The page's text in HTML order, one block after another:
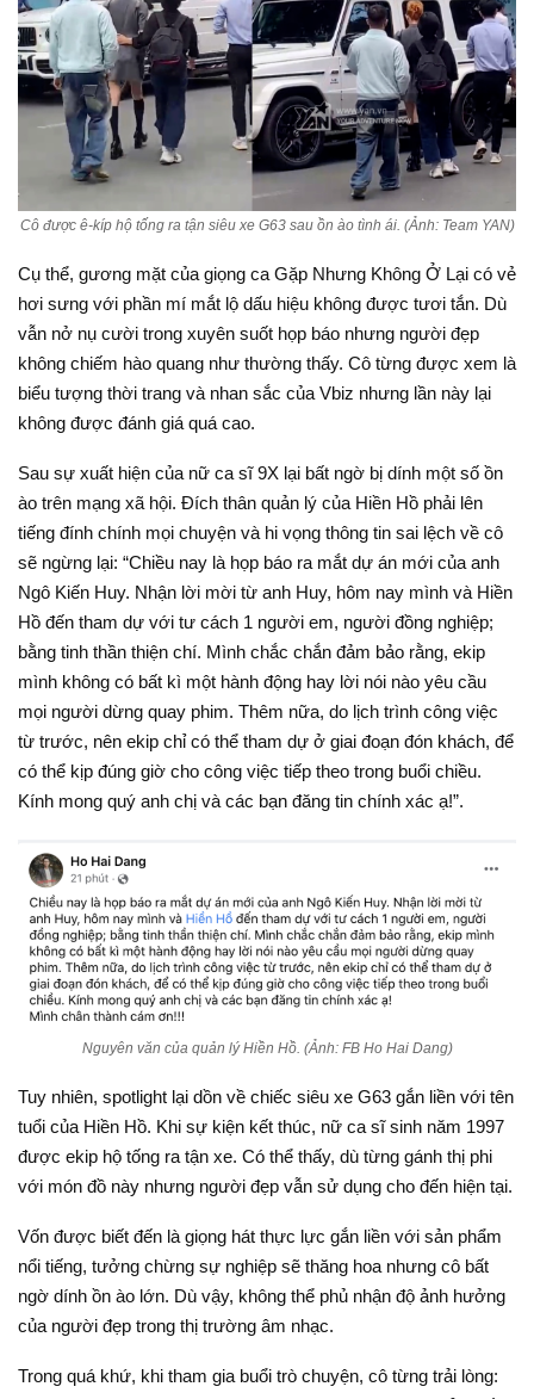
Cô được ê-kíp hộ tống ra tận siêu xe G63 sau ồn ào tình ái. (Ảnh: Team YAN)
Cụ thể, gương mặt của giọng ca Gặp Nhưng Không Ở Lại có vẻ
hơi sưng với phần mí mắt lộ dấu hiệu không được tươi tắn. Dù
vẫn nở nụ cười trong xuyên suốt họp báo nhưng người đẹp
không chiếm hào quang như thường thấy. Cô từng được xem là
biểu tượng thời trang và nhan sắc của Vbiz nhưng lần này lại
không được đánh giá quá cao.
Sau sự xuất hiện của nữ ca sĩ 9X lại bất ngờ bị dính một số ồn
ào trên mạng xã hội. Đích thân quản lý của Hiền Hồ phải lên
tiếng đính chính mọi chuyện và hi vọng thông tin sai lệch về cô
sẽ ngừng lại: “Chiều nay là họp báo ra mắt dự án mới của anh
Ngô Kiến Huy. Nhận lời mời từ anh Huy, hôm nay mình và Hiền
Hồ đến tham dự với tư cách 1 người em, người đồng nghiệp;
bằng tinh thần thiện chí. Mình chắc chắn đảm bảo rằng, ekip
mình không có bất kì một hành động hay lời nói nào yêu cầu
mọi người dừng quay phim. Thêm nữa, do lịch trình công việc
từ trước, nên ekip chỉ có thể tham dự ở giai đoạn đón khách, để
có thể kịp đúng giờ cho công việc tiếp theo trong buổi chiều.
Kính mong quý anh chị và các bạn đăng tin chính xác ạ!”.
Nguyên văn của quản lý Hiền Hồ. (Ảnh: FB Ho Hai Dang)
Tuy nhiên, spotlight lại dồn về chiếc siêu xe G63 gắn liền với tên
tuổi của Hiền Hồ. Khi sự kiện kết thúc, nữ ca sĩ sinh năm 1997
được ekip hộ tống ra tận xe. Có thể thấy, dù từng gánh thị phi
với món đồ này nhưng người đẹp vẫn sử dụng cho đến hiện tại.
Vốn được biết đến là giọng hát thực lực gắn liền với sản phẩm
nổi tiếng, tưởng chừng sự nghiệp sẽ thăng hoa nhưng cô bất
ngờ dính ồn ào lớn. Dù vậy, không thể phủ nhận độ ảnh hưởng
của người đẹp trong thị trường âm nhạc.
Trong quá khứ, khi tham gia buổi trò chuyện, cô từng trải lòng: